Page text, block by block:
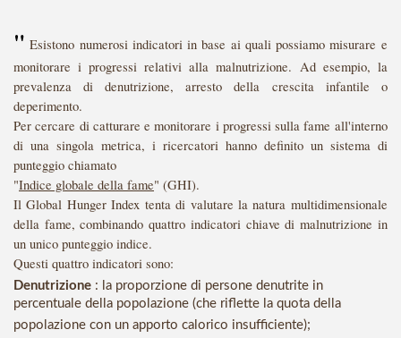
" Esistono numerosi indicatori in base ai quali possiamo misurare e
monitorare i progressi relativi alla malnutrizione. Ad esempio, la
prevalenza di denutrizione, arresto della crescita infantile o
deperimento.
Per cercare di catturare e monitorare i progressi sulla fame all'interno
di una singola metrica, i ricercatori hanno definito un sistema di
punteggio chiamato
"Indice globale della fame" (GHI).
Il Global Hunger Index tenta di valutare la natura multidimensionale
della fame, combinando quattro indicatori chiave di malnutrizione in
un unico punteggio indice.
Questi quattro indicatori sono:
Denutrizione : la proporzione di persone denutrite in
percentuale della popolazione (che riflette la quota della
popolazione con un apporto calorico insufficiente);